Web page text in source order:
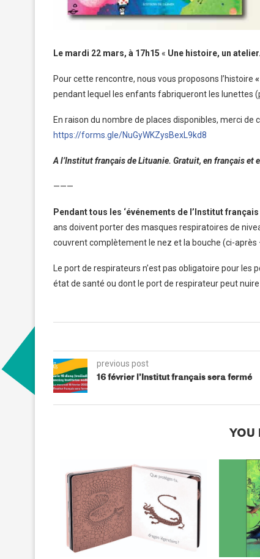
Le mardi 22 mars, à 17h15 « Une histoire, un
Pour cette rencontre, nous vous proposons l’histoire
pendant lequel les enfants fabriqueront les lunettes
En raison du nombre de places disponibles, merci
https://forms.gle/NuGyWKZysBexL9kd8
A l’Institut français de Lituanie. Gratuit, en français et
———
Pendant tous les ‘événements de l’Institut
ans doivent porter des masques respiratoires de
couvrent complètement le nez et la bouche (ci-après
Le port de respirateurs n’est pas obligatoire pour
état de santé ou dont le port de respirateur peut
previous post
16 février l’Institut français sera fermé
YOU